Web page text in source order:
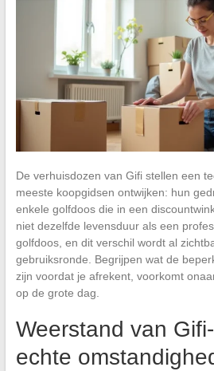
De verhuisdozen van Gifi stellen een
meeste koopgidsen ontwijken: hun
enkele golfdoos die in een
niet dezelfde levensduur als een
golfdoos, en dit verschil wordt al
gebruiksronde. Begrijpen wat de
zijn voordat je afrekent, voorkomt
op de grote dag.
Weerstand van
echte